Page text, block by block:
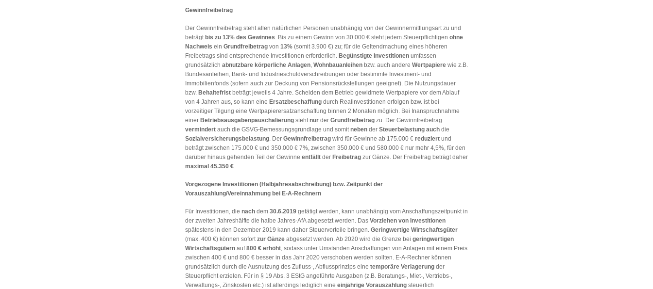
Gewinnfreibetrag
Der Gewinnfreibetrag steht allen natürlichen Personen unabhängig von der Gewinnermittlungsart zu und
beträgt bis zu 13% des Gewinnes . Bis zu einem Gewinn von 30.000 € steht jedem Steuerpflichtigen ohne
Nachweis ein Grundfreibetragvon 13%(somit 3.900 €) zu; für die Geltendmachung eines höheren
Freibetrags sind entsprechende Investitionen erforderlich. Begünstigte Investitionenumfassen
grundsätzlich abnutzbare körperliche Anlagen, Wohnbauanleihenbzw. auch andere Wertpapierewie z.B.
Bundesanleihen, Bank- und Industrieschuldverschreibungen oder bestimmte Investment- und
Immobilienfonds (sofern auch zur Deckung von Pensionsrückstellungen geeignet). Die Nutzungsdauer
bzw. Behaltefristbeträgt jeweils 4 Jahre. Scheiden dem Betrieb gewidmete Wertpapiere vor dem Ablauf
von 4 Jahren aus, so kann eine Ersatzbeschaffungdurch Realinvestitionen erfolgen bzw. ist bei
vorzeitiger Tilgung eine Wertpapierersatzanschaffung binnen 2 Monaten möglich. Bei Inanspruchnahme
einer Betriebsausgabenpauschalierungsteht nurder Grundfreibetragzu. Der Gewinnfreibetrag
vermindertauch die GSVG-Bemessungsgrundlage und somit nebender Steuerbelastung auchdie
Sozialversicherungsbelastung. Der Gewinnfreibetragwird für Gewinne ab 175.000 € reduziertund
beträgt zwischen 175.000 € und 350.000 € 7%, zwischen 350.000 € und 580.000 € nur mehr 4,5%, für den
darüber hinaus gehenden Teil der Gewinne entfälltder Freibetragzur Gänze. Der Freibetrag beträgt daher
maximal 45.350 €.
Vorgezogene Investitionen (Halbjahresabschreibung) bzw. Zeitpunkt der
Vorauszahlung/Vereinnahmung bei E-A-Rechnern
Für Investitionen, die nachdem 30.6.2019getätigt werden, kann unabhängig vom Anschaffungszeitpunkt in
der zweiten Jahreshälfte die halbe Jahres-AfA abgesetzt werden. Das Vorziehen von Investitionen
spätestens in den Dezember 2019 kann daher Steuervorteile bringen. Geringwertige Wirtschaftsgüter
(max. 400 €) können sofort zur Gänzeabgesetzt werden. Ab 2020 wird die Grenze bei geringwertigen
Wirtschaftsgüternauf800 € erhöht, sodass unter Umständen Anschaffungen von Anlagen mit einem Preis
zwischen 400 € und 800 € besser in das Jahr 2020 verschoben werden sollten. E-A-Rechner können
grundsätzlich durch die Ausnutzung des Zufluss-, Abflussprinzips eine temporäre Verlagerungder
Steuerpflicht erzielen. Für in § 19 Abs. 3 EStG angeführte Ausgaben (z.B. Beratungs-, Miet-, Vertriebs-,
Verwaltungs-, Zinskosten etc.) ist allerdings lediglich eine einjährige Vorauszahlungsteuerlich